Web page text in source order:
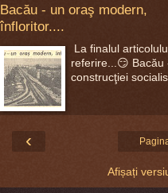
Bacău - un oraş modern,
înfloritor....
La finalul
referire...😏
construcţiei
‹
Afișați